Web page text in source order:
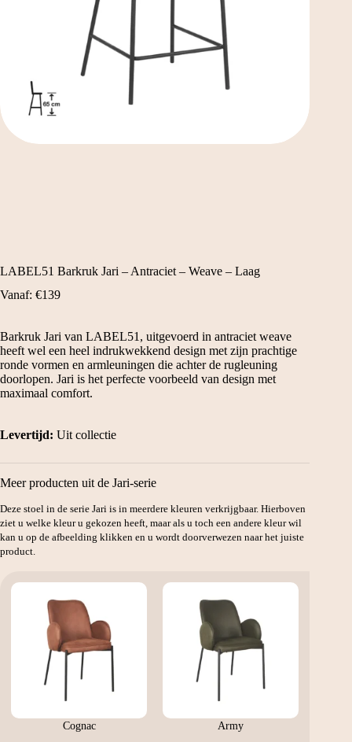
LABEL51 Barkruk Jari – Antraciet – Weave – Laag
Vanaf: €139
Barkruk Jari van LABEL51, uitgevoerd in antraciet weave
heeft wel een heel indrukwekkend design met zijn prachtige
ronde vormen en armleuningen die achter de rugleuning
doorlopen. Jari is het perfecte voorbeeld van design met
maximaal comfort.
Levertijd: Uit collectie
Meer producten uit de Jari-serie
Deze stoel in de serie Jari is in meerdere kleuren verkrijgbaar. Hierboven
ziet u welke kleur u gekozen heeft, maar als u toch een andere kleur wil
kan u op de afbeelding klikken en u wordt doorverwezen naar het juiste
product.
Cognac Army